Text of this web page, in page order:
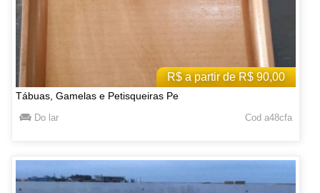
R$ a partir de R$ 90,00
Tábuas, Gamelas e Petisqueiras Pe
Do lar Cod a48cfa